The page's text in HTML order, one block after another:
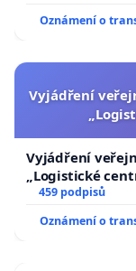
Oznámení o
Vyjádření
Vyjádření
„Logistické
459 podpisů
Oznámení o